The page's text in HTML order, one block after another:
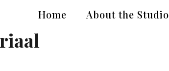
Home About the Studio